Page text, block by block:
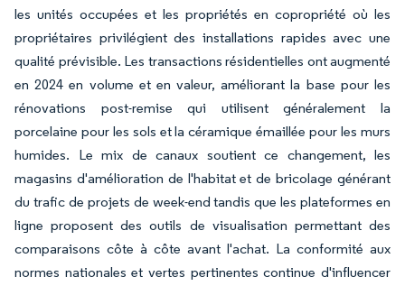
les unités occupées et les propriétés en copropriété où les
propriétaires privilégient des installations rapides avec une
qualité prévisible. Les transactions résidentielles ont augmenté
en 2024 en volume et en valeur, améliorant la base pour les
rénovations post-remise qui utilisent généralement la
porcelaine pour les sols et la céramique émaillée pour les murs
humides. Le mix de canaux soutient ce changement, les
magasins d'amélioration de l'habitat et de bricolage générant
du trafic de projets de week-end tandis que les plateformes en
ligne proposent des outils de visualisation permettant des
comparaisons côte à côte avant l'achat. La conformité aux
normes nationales et vertes pertinentes continue d'influencer